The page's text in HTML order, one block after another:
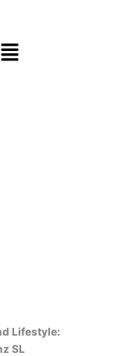
Menü
Lifestyle:
SL